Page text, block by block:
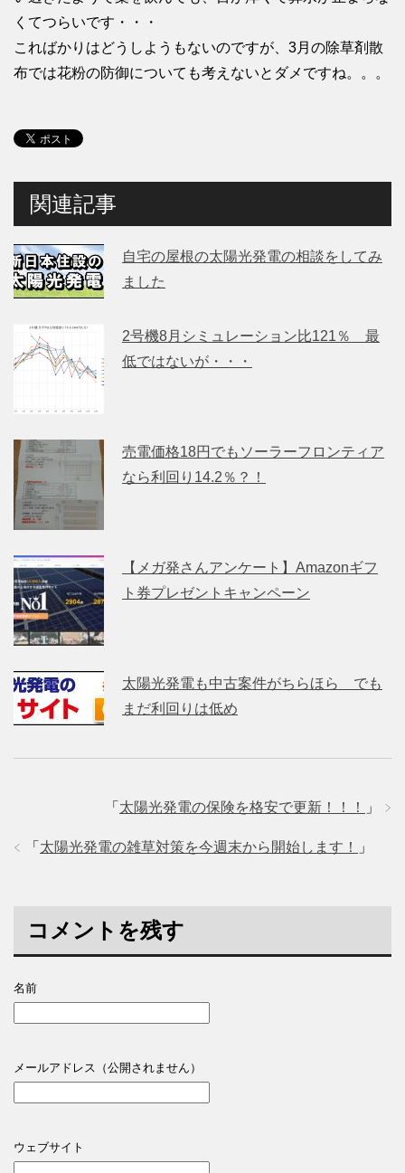
くてつらいです・・・
こればかりはどうしようもないのですが、3月の除草剤散
布では花粉の防御についても考えないとダメですね。。。
関連記事
自宅の屋根の太陽光発電の相談をしてみ
ました
2号機8月シミュレーション比121％ 最
低ではないが・・・
売電価格18円でもソーラーフロンティア
なら利回り14.2％？！
【メガ発さんアンケート】Amazonギフ
ト券プレゼントキャンペーン
太陽光発電も中古案件がちらほら でも
まだ利回りは低め
「 太陽光発電の保険を格安で更新！！！ 」
「 太陽光発電の雑草対策を今週末から開始します！ 」
コメントを残す
名前
メールアドレス（公開されません）
ウェブサイト